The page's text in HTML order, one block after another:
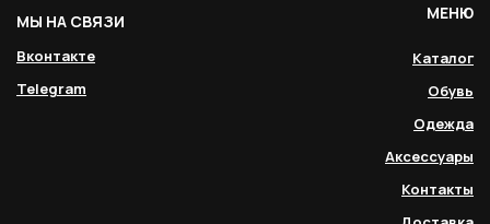
МЕНЮ
Каталог
Обувь
Одежда
Аксессуары
Контакты
МЫ НА СВЯЗИ
Вконтакте
Telegram